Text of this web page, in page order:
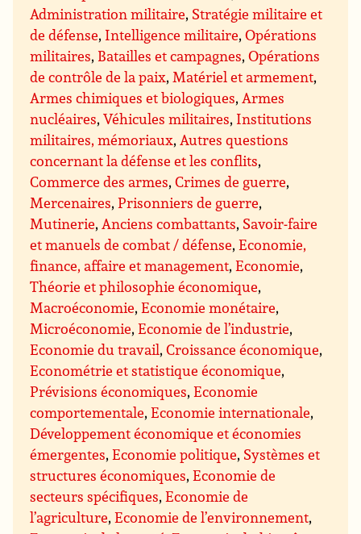
Administration militaire, Stratégie militaire et
de défense, Intelligence militaire,Opérations
militaires, Batailles et campagnes,Opérations
de contrôle de la paix,Matériel et armement,
Armes chimiques et biologiques,Armes
nucléaires,Véhicules militaires, Institutions
militaires, mémoriaux,Autres questions
concernant la défense et les conflits,
Commerce des armes,Crimes de guerre,
Mercenaires,Prisonniers de guerre,
Mutinerie,Anciens combattants, Savoir-faire
et manuels de combat / défense,Economie,
finance, affaire et management,Economie,
Théorie et philosophie économique,
Macroéconomie,Economie monétaire,
Microéconomie,Economie de l’industrie,
Economie du travail,Croissance économique,
Econométrie et statistique économique,
Prévisions économiques,Economie
comportementale,Economie internationale,
Développement économique et économies
émergentes,Economie politique, Systèmes et
structures économiques,Economie de
secteurs spécifiques,Economie de
l’agriculture,Economie de l’environnement,